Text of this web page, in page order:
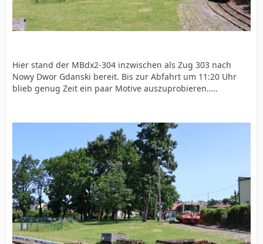
Hier stand der MBdx2-304 inzwischen als Zug 303 nach
Nowy Dwor Gdanski bereit. Bis zur Abfahrt um 11:20 Uhr
blieb genug Zeit ein paar Motive auszuprobieren…..